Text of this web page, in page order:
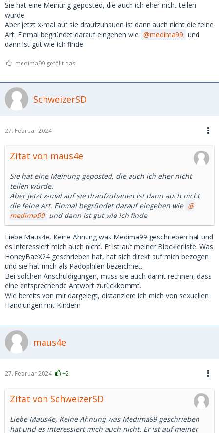
Sie hat eine Meinung geposted, die auch ich eher nicht teilen
würde.
Aber jetzt x-mal auf sie draufzuhauen ist dann auch nicht die feine
Art. Einmal begründet darauf eingehen wie
medima99 und
dann ist gut wie ich finde
medima99 gefällt das.
SchweizerSD
27. Februar 2024
Zitat von maus4e
Sie hat eine Meinung geposted, die auch ich eher nicht
teilen würde.
Aber jetzt x-mal auf sie draufzuhauen ist dann auch nicht
die feine Art. Einmal begründet darauf eingehen wie
medima99 und dann ist gut wie ich finde
Liebe Maus4e, Keine Ahnung was Medima99 geschrieben hat und
es interessiert mich auch nicht. Er ist auf meiner Blockierliste. Was
HoneyBaeX24 geschrieben hat, hat sich direkt auf mich bezogen
und sie hat mich als Pädophilen bezeichnet.
Bei solchen Anschuldigungen, muss sie auch damit rechnen, dass
eine entsprechende Antwort zurückkommt.
Wie bereits von mir dargelegt, distanziere ich mich von sexuellen
Handlungen mit Kindern
maus4e
27. Februar 2024 +2
Zitat von SchweizerSD
Liebe Maus4e, Keine Ahnung was Medima99 geschrieben
hat und es interessiert mich auch nicht. Er ist auf meiner